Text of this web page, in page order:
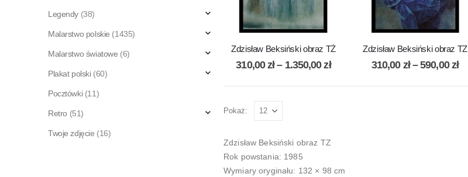
Zdzisław Beksiński obraz TŻ
310,00zł – 1.350,00zł
Zdzisław Beksiński obraz TZ
310,00 zł – 590,00zł
Pokaż:
Zdzisław Beksiński obraz TZ
Rok powstania: 1985
Wymiary oryginału: 132 × 98 cm
Legendy (38)
Malarstwo polskie (1435)
Malarstwo światowe (6)
Plakat polski (60)
Pocztówki (11)
Retro (51)
Twoje zdjęcie (16)